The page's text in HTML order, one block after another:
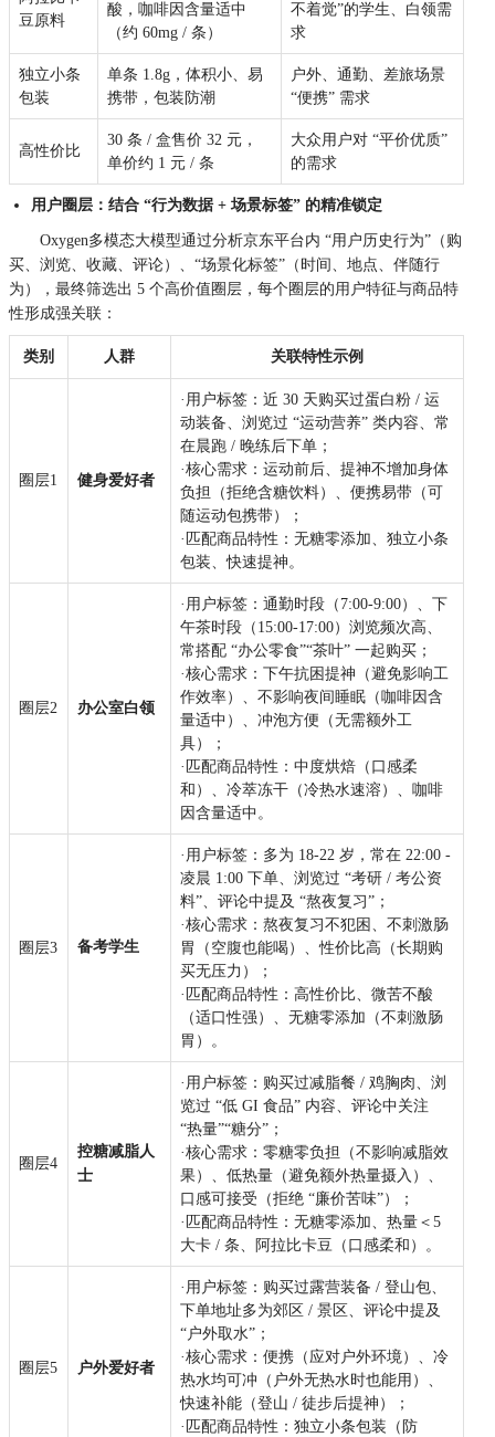
豆原料
酸，咖啡因含量适中
（约 60mg / 条）
不着觉”的学生、白领需
求
独立小条
包装
单条 1.8g，体积小、易
携带，包装防潮
户外、通勤、差旅场景
“便携” 需求
高性价比
30 条 / 盒售价 32 元，
单价约 1 元 / 条
大众用户对 “平价优质”
的需求
用户圈层：结合 “行为数据 + 场景标签” 的精准锁定
Oxygen多模态大模型通过分析京东平台内 “用户历史行为”（购
买、浏览、收藏、评论）、“场景化标签”（时间、地点、伴随行
为），最终筛选出 5 个高价值圈层，每个圈层的用户特征与商品特
性形成强关联：
类别 人群 关联特性示例
圈层1 健身爱好者
·用户标签：近 30 天购买过蛋白粉 / 运
动装备、浏览过 “运动营养” 类内容、常
在晨跑 / 晚练后下单；
·核心需求：运动前后、提神不增加身体
负担（拒绝含糖饮料）、便携易带（可
随运动包携带）；
·匹配商品特性：无糖零添加、独立小条
包装、快速提神。
圈层2 办公室白领
·用户标签：通勤时段（7:00-9:00）、下
午茶时段（15:00-17:00）浏览频次高、
常搭配 “办公零食”“茶叶” 一起购买；
·核心需求：下午抗困提神（避免影响工
作效率）、不影响夜间睡眠（咖啡因含
量适中）、冲泡方便（无需额外工
具）；
·匹配商品特性：中度烘焙（口感柔
和）、冷萃冻干（冷热水速溶）、咖啡
因含量适中。
圈层3 备考学生
·用户标签：多为 18-22 岁，常在 22:00 -
凌晨 1:00 下单、浏览过 “考研 / 考公资
料”、评论中提及 “熬夜复习”；
·核心需求：熬夜复习不犯困、不刺激肠
胃（空腹也能喝）、性价比高（长期购
买无压力）；
·匹配商品特性：高性价比、微苦不酸
（适口性强）、无糖零添加（不刺激肠
胃）。
圈层4
控糖减脂人
士
·用户标签：购买过减脂餐 / 鸡胸肉、浏
览过 “低 GI 食品” 内容、评论中关注
“热量”“糖分”；
·核心需求：零糖零负担（不影响减脂效
果）、低热量（避免额外热量摄入）、
口感可接受（拒绝 “廉价苦味”）；
·匹配商品特性：无糖零添加、热量＜5
大卡 / 条、阿拉比卡豆（口感柔和）。
圈层5 户外爱好者
·用户标签：购买过露营装备 / 登山包、
下单地址多为郊区 / 景区、评论中提及
“户外取水”；
·核心需求：便携（应对户外环境）、冷
热水均可冲（户外无热水时也能用）、
快速补能（登山 / 徒步后提神）；
·匹配商品特性：独立小条包装（防